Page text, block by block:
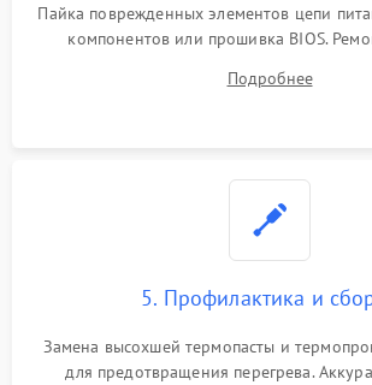
Пайка поврежденных элементов цепи
компонентов или прошивка BIOS.
матрицы, замена неисправного
SSD или установка новых модулей
Подробнее
5. Профилактика и
Замена высохшей термопасты и
для предотвращения перегрева.